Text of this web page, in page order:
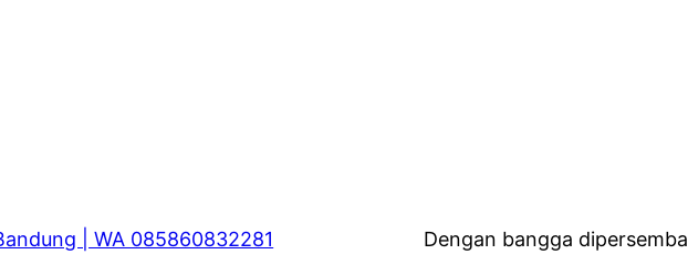
| WA 085860832281 Dengan bangga